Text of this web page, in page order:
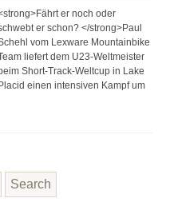
er noch oder
er schon? </strong>Paul
vom Lexware Mountainbike
liefert dem U23-Weltmeister
Short-Track-Weltcup in Lake
einen intensiven Kampf um
Search